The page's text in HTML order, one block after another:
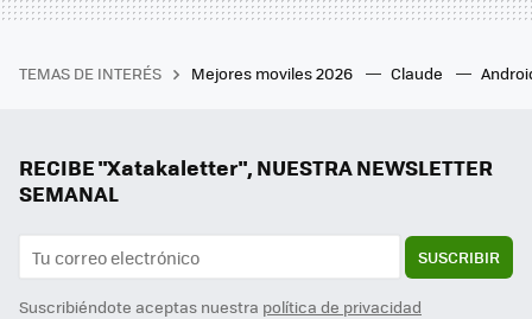
TEMAS DE INTERÉS Mejores moviles 2026 Claude
RECIBE "Xatakaletter", NUESTRA NEWSLETTER
SEMANAL
SUSCRIBIR
Suscribiéndote aceptas nuestra política de privacidad